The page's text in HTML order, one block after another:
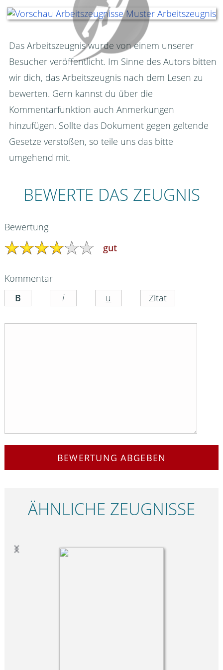
Das Arbeitszeugnis wurde von einem unserer
Besucher veröffentlicht. Im Sinne des Autors bitten
wir dich, das Arbeitszeugnis nach dem Lesen zu
bewerten. Gern kannst du über die
Kommentarfunktion auch Anmerkungen
hinzufügen. Sollte das Dokument gegen geltende
Gesetze verstoßen, so teile uns das bitte
umgehend mit.
BEWERTE DAS ZEUGNIS
Bewertung
gut
Kommentar
BEWERTUNG ABGEBEN
ÄHNLICHE ZEUGNISSE